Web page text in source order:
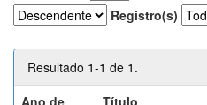
Registro(s)
Resultado 1-1 de 1.
Ano de
Título